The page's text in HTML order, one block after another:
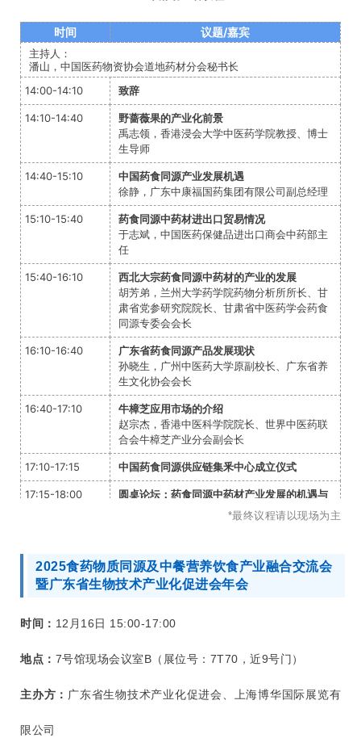
时间 议题/嘉宾
主持人：
潘山，中国医药物资协会道地药材分会秘书长
14:00-14:10
致辞
14:10-14:40
野蔷薇果的产业化前景
禹志领，香港浸会大学中医药学院教授、博士
生导师
14:40-15:10
中国药食同源产业发展机遇
徐静，广东中康福国药集团有限公司副总经理
15:10-15:40
药食同源中药材进出口贸易情况
于志斌，中国医药保健品进出口商会中药部主
任
15:40-16:10
西北大宗药食同源中药材的产业的发展
胡芳弟，兰州大学药学院药物分析所所长、甘
肃省党参研究院院长、甘肃省中医药学会药食
同源专委会会长
16:10-16:40
广东省药食同源产品发展现状
孙晓生，广州中医药大学原副校长、广东省养
生文化协会会长
16:40-17:10
牛樟芝应用市场的介绍
赵宗杰，香港中医科学院院长、世界中医药联
合会牛樟芝产业分会副会长
17:10-17:15 中国药食同源供应链集釆中心成立仪式
17:15-18:00
圆桌论坛：药食同源中药材产业发展的机遇与
秘书长、浙江厚达智能科技股份有限公司董事
长兼CEO
对话嘉宾：
理
沈小葵，广东省参茸协会会长、百年同康药
业集团有限公司董事长
*最终议程请以现场为主
2025食药物质同源及中餐营养饮食产业融合交流会
暨广东省生物技术产业化促进会年会
时间： 12月16日 15:00-17:00
地点： 7号馆现场会议室B（展位号：7T70，近9号门）
主办方： 广东省生物技术产业化促进会、上海博华国际展览有
限公司